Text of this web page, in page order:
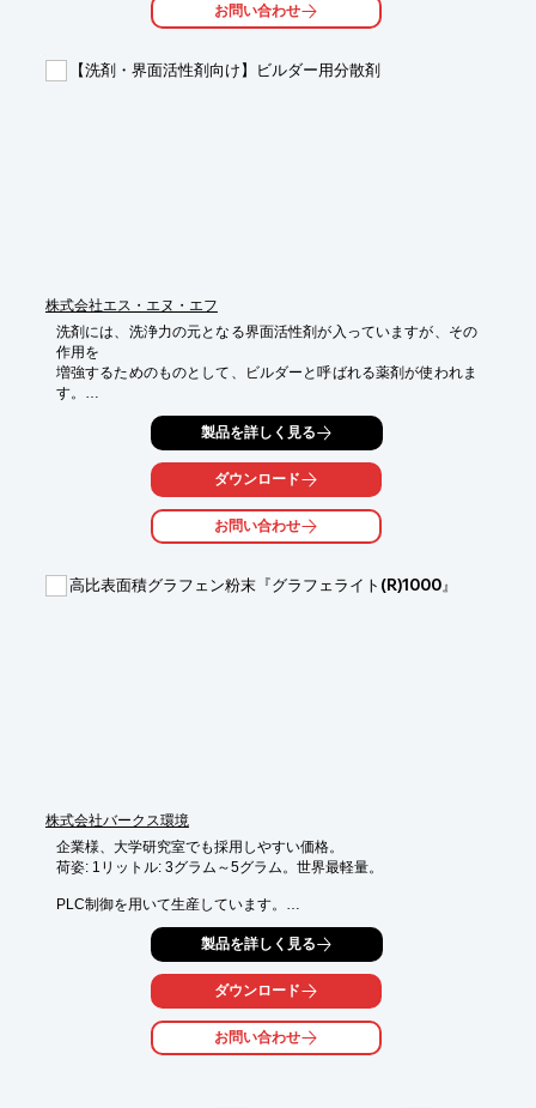
また、妥協を許さない品質管理・供給体制を整えた上で、
お客様の御希望に合わせた価格提案・提示をさせて頂きます。​
＜取扱い品目＞
お問い合わせ
【洗剤・界面活性剤向け】ビルダー用分散剤
株式会社エス・エヌ・エフ
洗剤には、洗浄力の元となる界面活性剤が入っていますが、その
作用を
増強するためのものとして、ビルダーと呼ばれる薬剤が使われま
す。
ポリアクリル酸系の有機高分子の分散剤は、“金属イオンの封鎖”
“汚れの再付着防止”“アルカリ緩衝作用”の3つの機能を持つ
ビルダーとして広く使用されており、SNFでは、様々な原料から
取り扱っております。
液体品のほか、粉体品も扱っており、粉の製品へのブレンドにお
製品を詳しく見る
ダウンロード
お問い合わせ
高比表面積グラフェン粉末『グラフェライト(R)1000』
株式会社バークス環境
企業様、大学研究室でも採用しやすい価格。
荷姿: 1リットル: 3グラム～5グラム。世界最軽量。
PLC制御を用いて生産しています。
酸化グラフェン溶液も製造準備中です。
※詳しくはPDF資料をご覧いただくか、お気軽にお問い合わせ下
製品を詳しく見る
ダウンロード
お問い合わせ